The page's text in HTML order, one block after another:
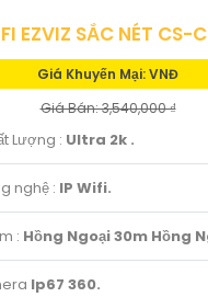
EZVIZ SẮC NÉT CS-
Giá Khuyến Mại: VNĐ
Giá Bán: 3,540,000 ₫
Lượng : Ultra 2k .
nghệ : IP Wifi.
: Hồng Ngoại 30m Hồng
Ip67 360.